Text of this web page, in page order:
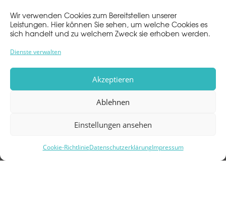
Wir verwenden Cookies zum Bereitstellen unserer
Leistungen. Hier können Sie sehen, um welche Cookies es
sich handelt und zu welchem Zweck sie erhoben werden.
Dienste verwalten
Akzeptieren
Ablehnen
Einstellungen ansehen
Cookie-RichtlinieDatenschutzerklärungImpressum
Impressum
64283 Darmstadt